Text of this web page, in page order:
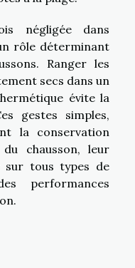
négligée dans
rôle déterminant
Ranger les
secs dans un
évite la
gestes simples,
la conservation
chausson, leur
sur tous types de
performances